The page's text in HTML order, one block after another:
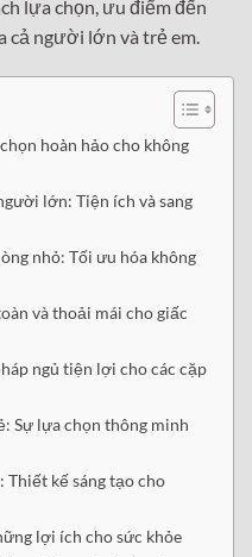
lựa chọn, ưu điểm đến
cả người lớn và trẻ em.
hoàn hảo cho không
lớn: Tiện ích và sang
nhỏ: Tối ưu hóa không
và thoải mái cho giấc
ngủ tiện lợi cho các cặp
Sự lựa chọn thông minh
kế sáng tạo cho
lợi ích cho sức khỏe